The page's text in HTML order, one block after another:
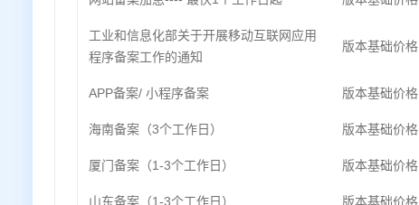
工业和信息化部关于开展移动互联网应用
程序备案工作的通知
版本基础价格
APP备案/ 小程序备案 版本基础价格
海南备案（3个工作日） 版本基础价格
厦门备案（1-3个工作日） 版本基础价格
山东备案（1-3个工作日） 版本基础价格